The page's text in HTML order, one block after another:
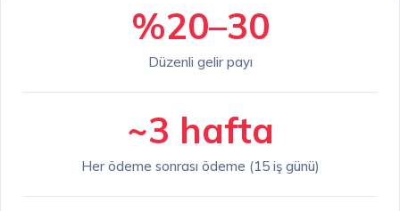
%20–30
Düzenli gelir payı
~3 hafta
Her ödeme sonrası ödeme (15 iş günü)